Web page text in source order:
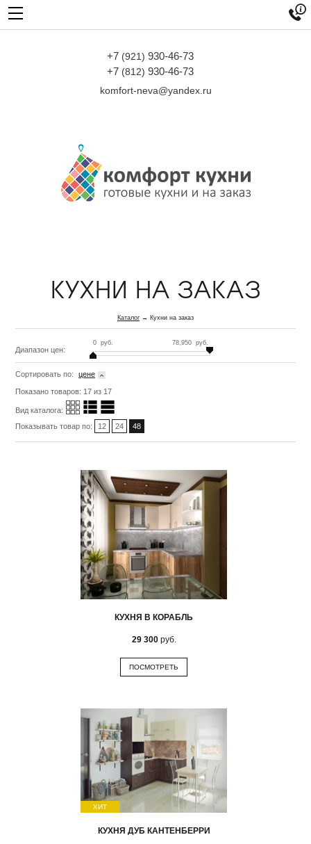
+7 (921) 930-46-73
+7 (812) 930-46-73
komfort-neva@yandex.ru

КУХНИ НА ЗАКАЗ
Каталог → Кухни на заказ
Диапазон цен:
0 руб. 78,950 руб.
Сортировать по: цене
Показано товаров: 17 из 17
Вид каталога:
Показывать товар по:
12 24 48
КУХНЯ В КОРАБЛЬ
29 300руб.
ПОСМОТРЕТЬ
ХИТ
КУХНЯ ДУБ КАНТЕНБЕРРИ